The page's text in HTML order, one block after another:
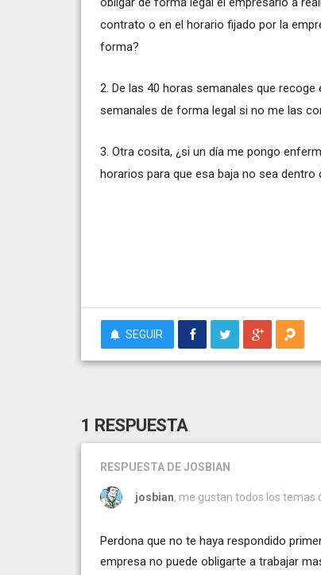
contrato o en el horario fijado por la
forma?
2. De las 40 horas semanales que
semanales de forma legal si no me las
3. Otra cosita, ¿si un día me pongo
horarios para que esa baja no sea dentro
SEGUIR
1 RESPUESTA
RESPUESTA DE JOSBIAN
josbian, me gustan todos los temas
Perdona que no te haya respondido
empresa no puede obligarte a trabajar